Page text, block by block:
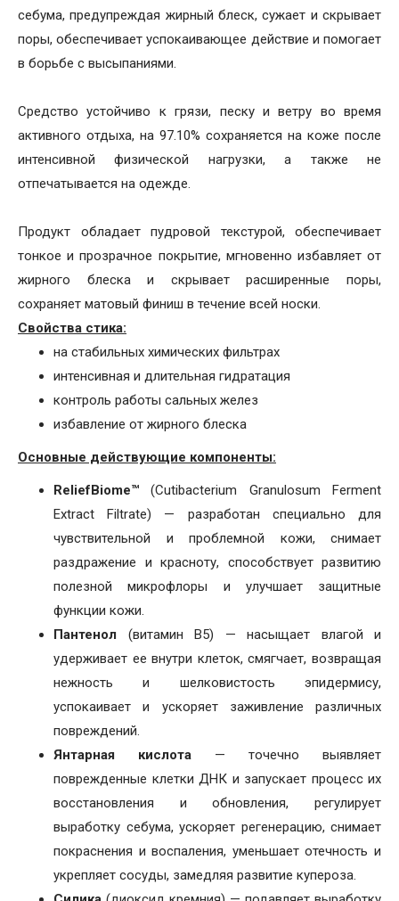
себума, предупреждая жирный блеск, сужает и скрывает
поры, обеспечивает успокаивающее действие и помогает
в борьбе с высыпаниями.
Средство устойчиво к грязи, песку и ветру во время
активного отдыха, на 97.10% сохраняется на коже после
интенсивной физической нагрузки, а также не
отпечатывается на одежде.
Продукт обладает пудровой текстурой, обеспечивает
тонкое и прозрачное покрытие, мгновенно избавляет от
жирного блеска и скрывает расширенные поры,
сохраняет матовый финиш в течение всей носки.
Свойства стика:
на стабильных химических фильтрах
интенсивная и длительная гидратация
контроль работы сальных желез
избавление от жирного блеска
Основные действующие компоненты:
ReliefBiome™ (Cutibacterium Granulosum Ferment
Extract Filtrate) — разработан специально для
чувствительной и проблемной кожи, снимает
раздражение и красноту, способствует развитию
полезной микрофлоры и улучшает защитные
функции кожи.
Пантенол (витамин B5) — насыщает влагой и
удерживает ее внутри клеток, смягчает, возвращая
нежность и шелковистость эпидермису,
успокаивает и ускоряет заживление различных
повреждений.
Янтарная кислота — точечно выявляет
поврежденные клетки ДНК и запускает процесс их
восстановления и обновления, регулирует
выработку себума, ускоряет регенерацию, снимает
покраснения и воспаления, уменьшает отечность и
укрепляет сосуды, замедляя развитие купероза.